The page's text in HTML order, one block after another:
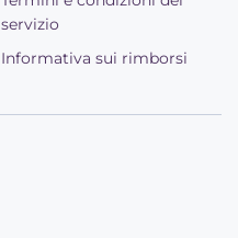
servizio
Informativa sui rimborsi